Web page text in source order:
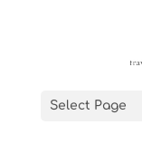
Select Page